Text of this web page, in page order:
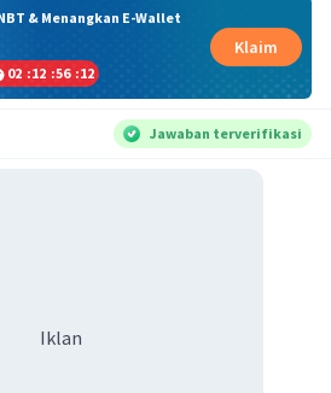
& Menangkan E-Wallet
02 :12 :56 :12
Klaim
Jawaban terverifikasi
Iklan